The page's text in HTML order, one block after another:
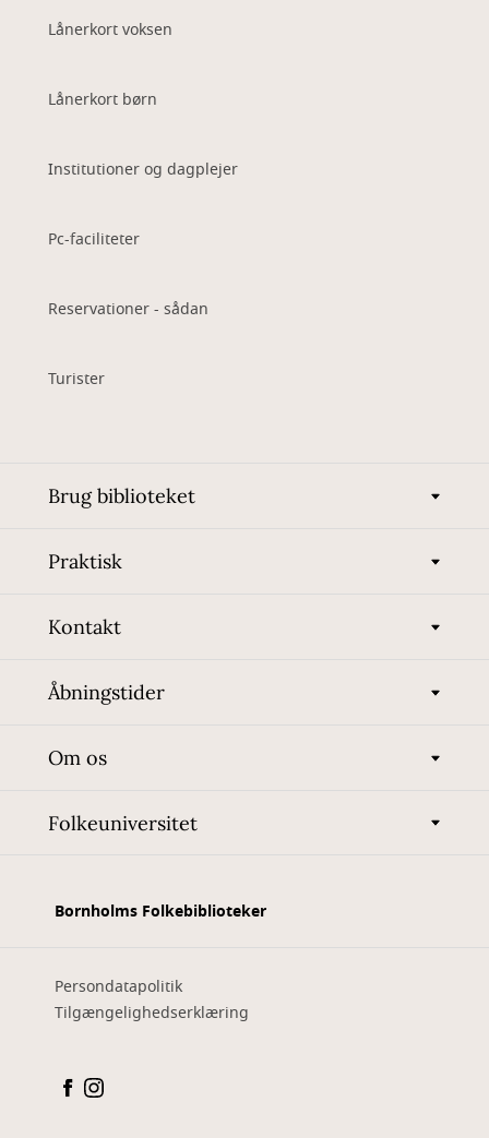
Lånerkort voksen
Lånerkort børn
Institutioner og dagplejer
Pc-faciliteter
Reservationer - sådan
Turister
Brug biblioteket
Praktisk
Kontakt
Åbningstider
Om os
Folkeuniversitet
Bornholms Folkebiblioteker
Persondatapolitik
Tilgængelighedserklæring